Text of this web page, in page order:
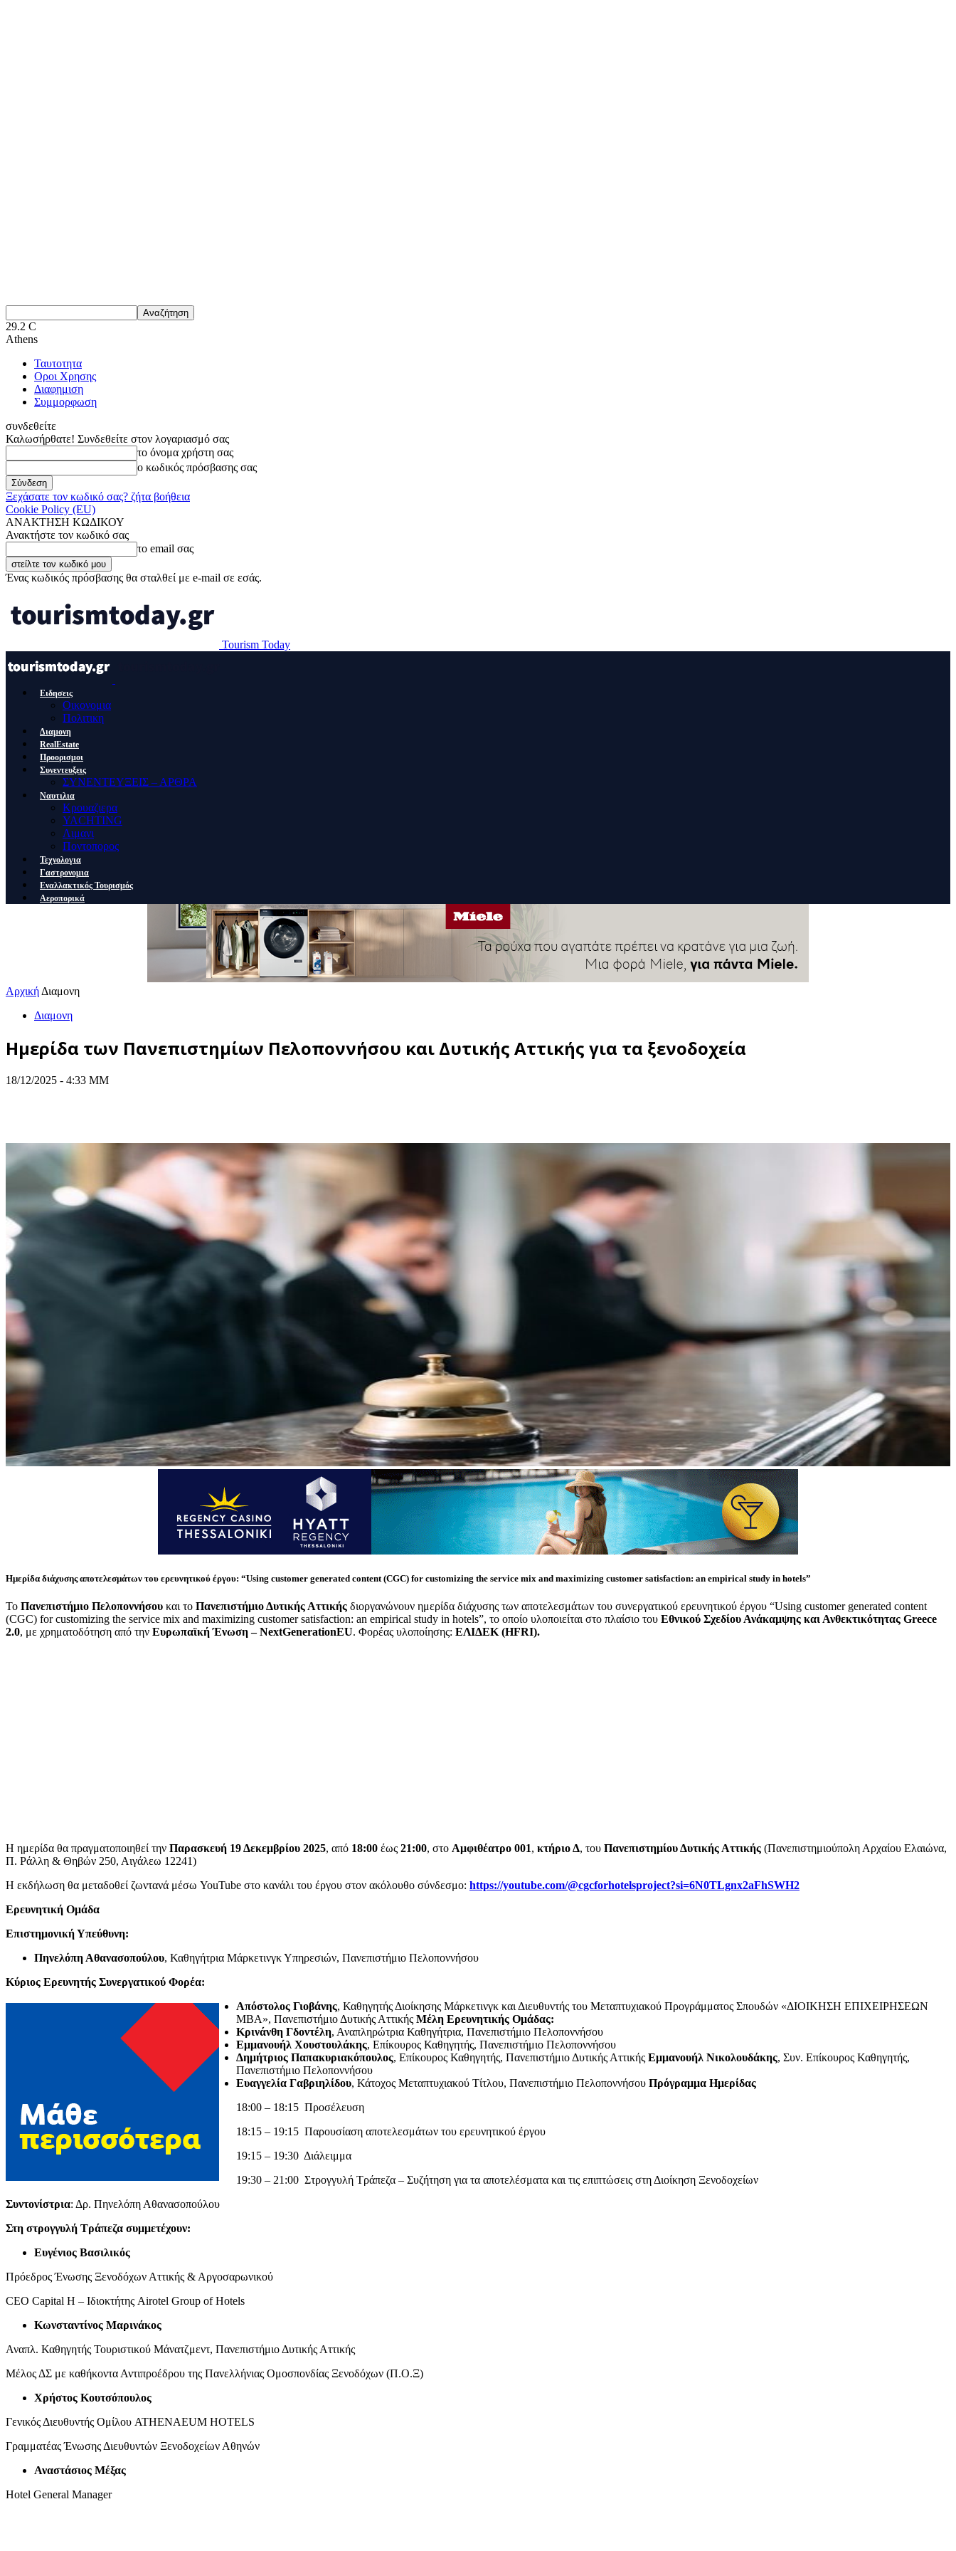
29.2 C
Athens
Ταυτοτητα
Οροι Χρησης
Διαφημιση
Συμμορφωση
συνδεθείτε
Καλωσήρθατε! Συνδεθείτε στον λογαριασμό σας
το όνομα χρήστη σας
ο κωδικός πρόσβασης σας
Ξεχάσατε τον κωδικό σας? ζήτα βοήθεια
Cookie Policy (EU)
ΑΝΑΚΤΗΣΗ ΚΩΔΙΚΟΥ
Ανακτήστε τον κωδικό σας
το email σας
Ένας κωδικός πρόσβασης θα σταλθεί με e-mail σε εσάς.
Tourism Today
Ειδησεις
Οικονομια
Πολιτικη
Διαμονη
RealEstate
Προορισμοι
Συνεντευξεις
ΣΥΝΕΝΤΕΥΞΕΙΣ – ΑΡΘΡΑ
Ναυτιλια
Κρουαζιερα
YACHTING
Λιμανι
Ποντοπορος
Τεχνολογια
Γαστρονομια
Εναλλακτικός Τουρισμός
Αεροπορικά
Αρχική Διαμονη
Διαμονη
Ημερίδα των Πανεπιστημίων Πελοποννήσου και Δυτικής Αττικής για τα ξενοδοχεία
18/12/2025 - 4:33 ΜΜ
Ημερίδα διάχυσης αποτελεσμάτων του ερευνητικού έργου: “Using customer generated content (CGC) for customizing the service mix and maximizing customer satisfaction: an empirical study in hotels”
Το Πανεπιστήμιο Πελοποννήσου και το ΠανεπιστήμιοΔυτικής Αττικής διοργανώνουν ημερίδα διάχυσης των αποτελεσμάτων του συνεργατικού ερευνητικού έργου “Using customer generated content
(CGC) for customizing the service mix and maximizing customer satisfaction: an empirical study in hotels”, το οποίο υλοποιείται στο πλαίσιο του Εθνικού Σχεδίου Ανάκαμψης και Ανθεκτικότητας Greece
2.0, με χρηματοδότηση από την ΕυρωπαϊκήΈνωση– NextGenerationEU. Φορέας υλοποίησης: ΕΛΙΔΕΚ (HFRI).
Η ημερίδα θα πραγματοποιηθεί την Παρασκευή 19 Δεκεμβρίου 2025, από 18:00 έως 21:00, στο Αμφιθέατρο 001, κτήριο Δ, του Πανεπιστημίου Δυτικής Αττικής (Πανεπιστημιούπολη Αρχαίου Ελαιώνα,
Π. Ράλλη & Θηβών 250, Αιγάλεω 12241)
Η εκδήλωση θα μεταδοθεί ζωντανά μέσω YouTube στο κανάλι του έργου στον ακόλουθο σύνδεσμο: https://youtube.com/@cgcforhotelsproject?si=6N0TLgnx2aFhSWH2
Ερευνητική Ομάδα
Επιστημονική Υπεύθυνη:
Πηνελόπη Αθανασοπούλου, Καθηγήτρια Μάρκετινγκ Υπηρεσιών, Πανεπιστήμιο Πελοποννήσου
Κύριος Ερευνητής Συνεργατικού Φορέα:
Απόστολος Γιοβάνης, Καθηγητής Διοίκησης Μάρκετινγκ και Διευθυντής του Μεταπτυχιακού Προγράμματος Σπουδών «ΔΙΟΙΚΗΣΗ ΕΠΙΧΕΙΡΗΣΕΩΝ
ΜΒΑ», Πανεπιστήμιο Δυτικής Αττικής Μέλη Ερευνητικής Ομάδας:
Κρινάνθη Γδοντέλη, Αναπληρώτρια Καθηγήτρια, Πανεπιστήμιο Πελοποννήσου
Εμμανουήλ Χουστουλάκης, Επίκουρος Καθηγητής, Πανεπιστήμιο Πελοποννήσου
Δημήτριος Παπακυριακόπουλος, Επίκουρος Καθηγητής, Πανεπιστήμιο Δυτικής Αττικής Εμμανουήλ Νικολουδάκης, Συν. Επίκουρος Καθηγητής,
Πανεπιστήμιο Πελοποννήσου
Ευαγγελία Γαβριηλίδου, Κάτοχος Μεταπτυχιακού Τίτλου, Πανεπιστήμιο Πελοποννήσου Πρόγραμμα Ημερίδας
18:00 – 18:15 Προσέλευση
18:15 – 19:15 Παρουσίαση αποτελεσμάτων του ερευνητικού έργου
19:15 – 19:30 Διάλειμμα
19:30 – 21:00 Στρογγυλή Τράπεζα – Συζήτηση για τα αποτελέσματα και τις επιπτώσεις στη Διοίκηση Ξενοδοχείων
Συντονίστρια: Δρ. Πηνελόπη Αθανασοπούλου
Στη στρογγυλή Τράπεζα συμμετέχουν:
Ευγένιος Βασιλικός
Πρόεδρος Ένωσης Ξενοδόχων Αττικής & Αργοσαρωνικού
CEO Capital H – Ιδιοκτήτης Airotel Group of Hotels
Κωνσταντίνος Μαρινάκος
Αναπλ. Καθηγητής Τουριστικού Μάνατζμεντ, Πανεπιστήμιο Δυτικής Αττικής
Μέλος ΔΣ με καθήκοντα Αντιπροέδρου της Πανελλήνιας Ομοσπονδίας Ξενοδόχων (Π.Ο.Ξ)
Χρήστος Κουτσόπουλος
Γενικός Διευθυντής Ομίλου ATHENAEUM HOTELS
Γραμματέας Ένωσης Διευθυντών Ξενοδοχείων Αθηνών
Αναστάσιος Μέξας
Hotel General Manager